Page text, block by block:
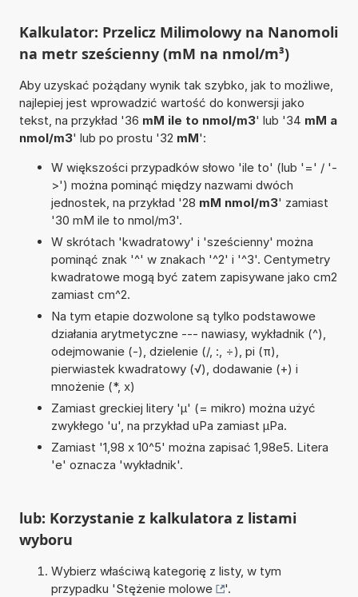
Kalkulator: Przelicz Milimolowy na Nanomoli
na metr sześcienny (mM na nmol/m³)
Aby uzyskać pożądany wynik tak szybko, jak to możliwe,
najlepiej jest wprowadzić wartość do konwersji jako
tekst, na przykład '36 mM ile to nmol/m3' lub '34 mM a
nmol/m3' lub po prostu '32 mM':
W większości przypadków słowo 'ile to' (lub '=' / '-
>') można pominąć między nazwami dwóch
jednostek, na przykład '28 mM nmol/m3' zamiast
'30 mM ile to nmol/m3'.
W skrótach 'kwadratowy' i 'sześcienny' można
pominąć znak '^' w znakach '^2' i '^3'. Centymetry
kwadratowe mogą być zatem zapisywane jako cm2
zamiast cm^2.
Na tym etapie dozwolone są tylko podstawowe
działania arytmetyczne --- nawiasy, wykładnik (^),
odejmowanie (-), dzielenie (/, :, ÷), pi (π),
pierwiastek kwadratowy (√), dodawanie (+) i
mnożenie (*, x)
Zamiast greckiej litery 'µ' (= mikro) można użyć
zwykłego 'u', na przykład uPa zamiast µPa.
Zamiast '1,98 x 10^5' można zapisać 1,98e5. Litera
'e' oznacza 'wykładnik'.
lub: Korzystanie z kalkulatora z listami
wyboru
Wybierz właściwą kategorię z listy, w tym
przypadku 'Stężenie molowe
'.